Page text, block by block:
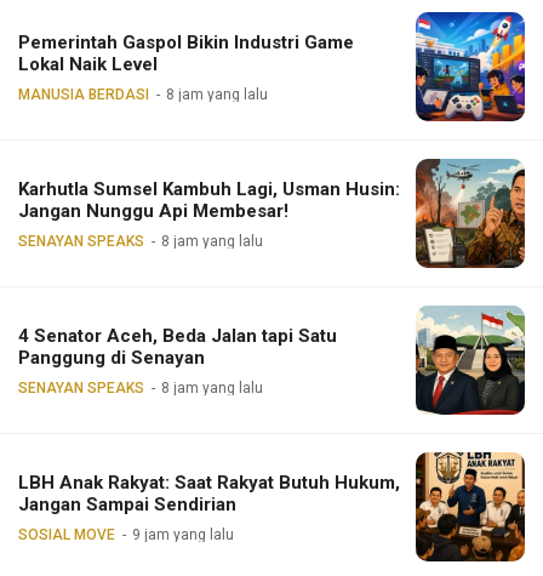
Pemerintah Gaspol Bikin Industri Game
Lokal Naik Level
MANUSIA BERDASI 8 jam yang lalu
Karhutla Sumsel Kambuh Lagi, Usman Husin:
Jangan Nunggu Api Membesar!
SENAYAN SPEAKS 8 jam yang lalu
4 Senator Aceh, Beda Jalan tapi Satu
Panggung di Senayan
SENAYAN SPEAKS 8 jam yang lalu
LBH Anak Rakyat: Saat Rakyat Butuh Hukum,
Jangan Sampai Sendirian
SOSIAL MOVE 9 jam yang lalu